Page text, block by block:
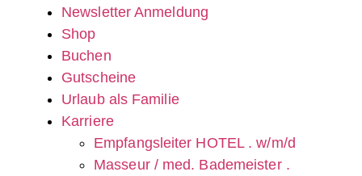
Newsletter Anmeldung
Shop
Buchen
Gutscheine
Urlaub als Familie
Karriere
Empfangsleiter HOTEL . w/m/d
Masseur / med. Bademeister .